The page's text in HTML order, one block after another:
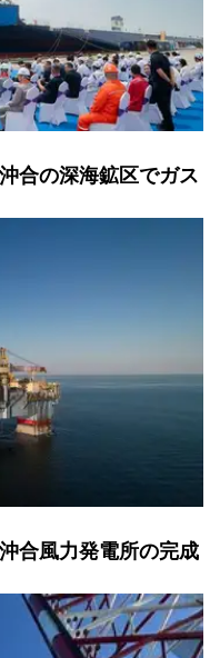
合の深海鉱区でガス
合風力発電所の完成